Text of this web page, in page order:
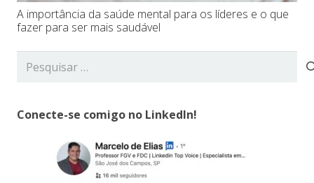
A importância da saúde mental para os líderes e o que
fazer para ser mais saudável
Pesquisar
Conecte-se comigo no LinkedIn!